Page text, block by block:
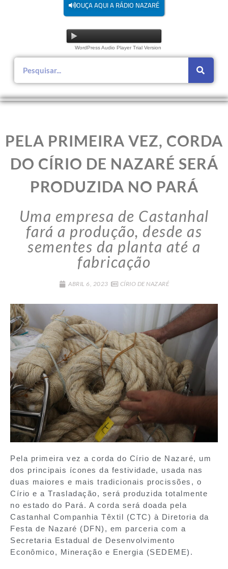
OUÇA AQUI A RÁDIO NAZARÉ
WordPress Audio Player Trial Version
PELA PRIMEIRA VEZ, CORDA
DO CÍRIO DE NAZARÉ SERÁ
PRODUZIDA NO PARÁ
Uma empresa de Castanhal
fará a produção, desde as
sementes da planta até a
fabricação
ABRIL 6, 2023 CÍRIO DE NAZARÉ
Pela primeira vez a corda do Círio de Nazaré, um
dos principais ícones da festividade, usada nas
duas maiores e mais tradicionais procissões, o
Círio e a Trasladação, será produzida totalmente
no estado do Pará. A corda será doada pela
Castanhal Companhia Têxtil (CTC) à Diretoria da
Festa de Nazaré (DFN), em parceria com a
Secretaria Estadual de Desenvolvimento
Econômico, Mineração e Energia (SEDEME).